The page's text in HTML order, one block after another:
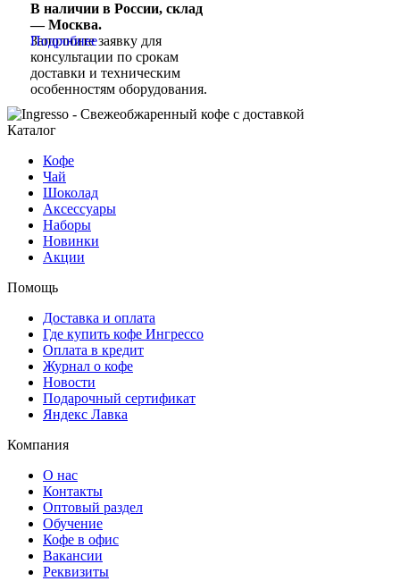
В наличии в России, склад
— Москва.
Заполните заявку для
консультации по срокам
доставки и техническим
особенностям оборудования.
Подробнее
Каталог
Кофе
Чай
Шоколад
Аксессуары
Наборы
Новинки
Акции
Помощь
Доставка и оплата
Где купить кофе Ингрессо
Оплата в кредит
Журнал о кофе
Новости
Подарочный сертификат
Яндекс Лавка
Компания
О нас
Контакты
Оптовый раздел
Обучение
Кофе в офис
Вакансии
Реквизиты